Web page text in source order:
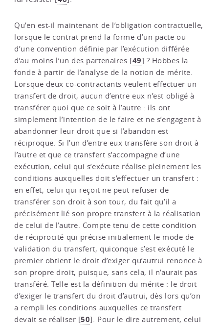
Qu’en est-il maintenant de l’obligation contractuelle,
lorsque le contrat prend la forme d’un pacte ou
d’une convention définie par l’exécution différée
d’au moins l’un des partenaires [49] ? Hobbes la
fonde à partir de l’analyse de la notion de mérite.
Lorsque deux co-contractants veulent effectuer un
transfert de droit, aucun d’entre eux n’est obligé à
transférer quoi que ce soit à l’autre : ils ont
simplement l’intention de le faire et ne s’engagent à
abandonner leur droit que si l’abandon est
réciproque. Si l’un d’entre eux transfère son droit à
l’autre et que ce transfert s’accompagne d’une
exécution, celui qui s’exécute réalise pleinement les
conditions auxquelles doit s’effectuer un transfert :
en effet, celui qui reçoit ne peut refuser de
transférer son droit à son tour, du fait qu’il a
précisément lié son propre transfert à la réalisation
de celui de l’autre. Compte tenu de cette condition
de réciprocité qui précise initialement le mode de
validation du transfert, quiconque s’est exécuté le
premier obtient le droit d’exiger qu’autrui renonce à
son propre droit, puisque, sans cela, il n’aurait pas
transféré. Telle est la définition du mérite : le droit
d’exiger le transfert du droit d’autrui, dès lors qu’on
a rempli les conditions auxquelles ce transfert
devait se réaliser [50]. Pour le dire autrement, celui